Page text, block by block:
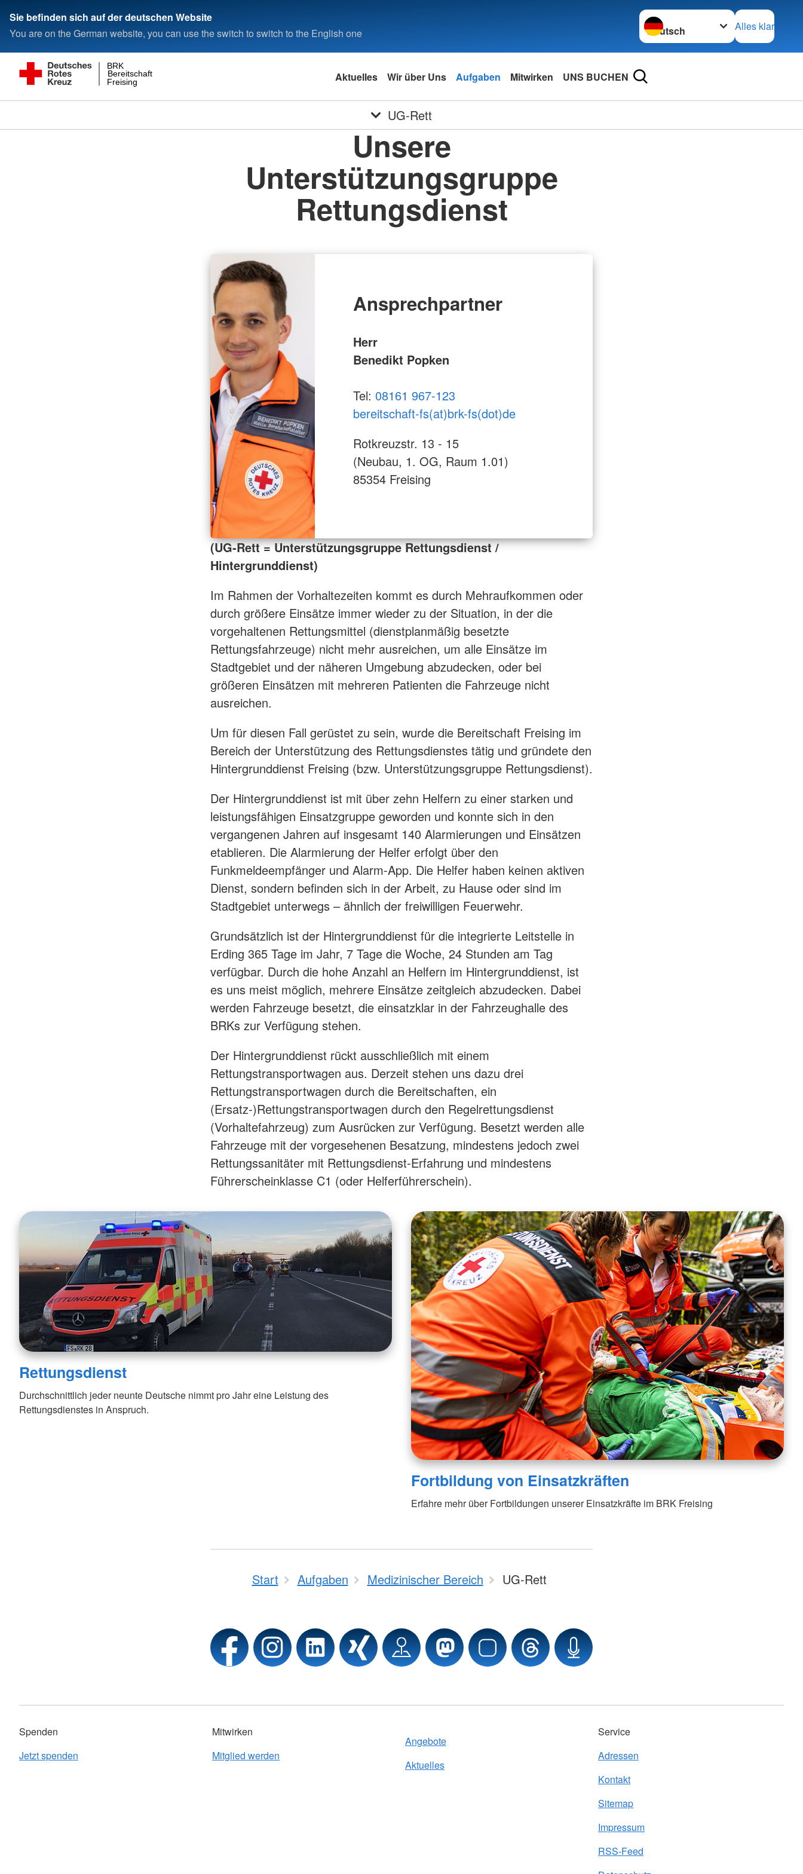
Sie befinden sich auf der deutschen Website
You are on the German website, you can use the switch to switch to the English one
Sprache wechseln zu
Alles klar
Freising
Bereitschaft
BRK
Aktuelles Wir über Uns Aufgaben Mitwirken UNS BUCHEN
UG-Rett
Unsere
Unterstützungsgruppe
Rettungsdienst
Ansprechpartner
Herr
Benedikt Popken
Tel: 08161 967-123
bereitschaft-fs(at)brk-fs(dot)de
Rotkreuzstr. 13 - 15
(Neubau, 1. OG, Raum 1.01)
85354 Freising
(UG-Rett = Unterstützungsgruppe Rettungsdienst /
Hintergrunddienst)
Im Rahmen der Vorhaltezeiten kommt es durch Mehraufkommen oder
durch größere Einsätze immer wieder zu der Situation, in der die
vorgehaltenen Rettungsmittel (dienstplanmäßig besetzte
Rettungsfahrzeuge) nicht mehr ausreichen, um alle Einsätze im
Stadtgebiet und der näheren Umgebung abzudecken, oder bei
größeren Einsätzen mit mehreren Patienten die Fahrzeuge nicht
ausreichen.
Um für diesen Fall gerüstet zu sein, wurde die Bereitschaft Freising im
Bereich der Unterstützung des Rettungsdienstes tätig und gründete den
Hintergrunddienst Freising (bzw. Unterstützungsgruppe Rettungsdienst).
Der Hintergrunddienst ist mit über zehn Helfern zu einer starken und
leistungsfähigen Einsatzgruppe geworden und konnte sich in den
vergangenen Jahren auf insgesamt 140 Alarmierungen und Einsätzen
etablieren. Die Alarmierung der Helfer erfolgt über den
Funkmeldeempfänger und Alarm-App. Die Helfer haben keinen aktiven
Dienst, sondern befinden sich in der Arbeit, zu Hause oder sind im
Stadtgebiet unterwegs – ähnlich der freiwilligen Feuerwehr.
Grundsätzlich ist der Hintergrunddienst für die integrierte Leitstelle in
Erding 365 Tage im Jahr, 7 Tage die Woche, 24 Stunden am Tag
verfügbar. Durch die hohe Anzahl an Helfern im Hintergrunddienst, ist
es uns meist möglich, mehrere Einsätze zeitgleich abzudecken. Dabei
werden Fahrzeuge besetzt, die einsatzklar in der Fahrzeughalle des
BRKs zur Verfügung stehen.
Der Hintergrunddienst rückt ausschließlich mit einem
Rettungstransportwagen aus. Derzeit stehen uns dazu drei
Rettungstransportwagen durch die Bereitschaften, ein
(Ersatz-)Rettungstransportwagen durch den Regelrettungsdienst
(Vorhaltefahrzeug) zum Ausrücken zur Verfügung. Besetzt werden alle
Fahrzeuge mit der vorgesehenen Besatzung, mindestens jedoch zwei
Rettungssanitäter mit Rettungsdienst-Erfahrung und mindestens
Führerscheinklasse C1 (oder Helferführerschein).
Rettungsdienst
Durchschnittlich jeder neunte Deutsche nimmt pro Jahr eine Leistung des
Rettungsdienstes in Anspruch.
Fortbildung von Einsatzkräften
Erfahre mehr über Fortbildungen unserer Einsatzkräfte im BRK Freising
Start Aufgaben Medizinischer Bereich UG-Rett
Spenden
Jetzt spenden
Mitwirken
Mitglied werden
Angebote
Aktuelles
Service
Adressen
Kontakt
Sitemap
Impressum
RSS-Feed